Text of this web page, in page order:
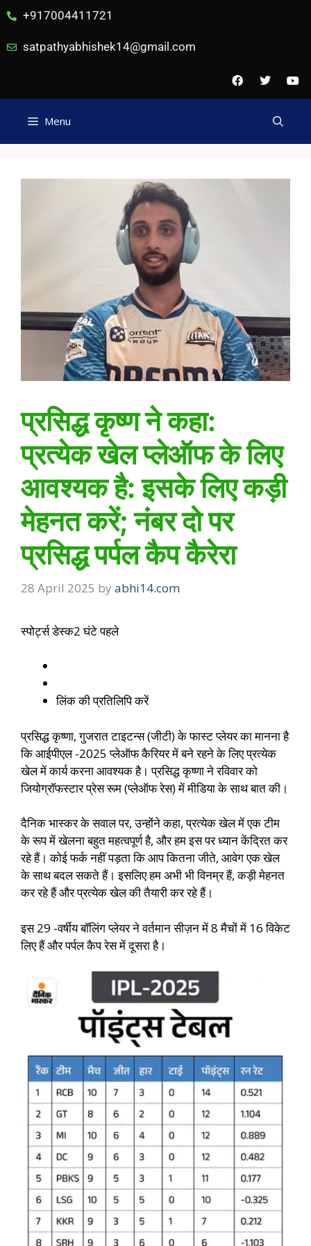
+917004411721
satpathyabhishek14@gmail.com
Menu
प्रसिद्ध कृष्ण ने कहा:
प्रत्येक खेल प्लेऑफ के लिए
आवश्यक है: इसके लिए कड़ी
मेहनत करें; नंबर दो पर
प्रसिद्ध पर्पल कैप कैरेरा
28 April 2025 by abhi14.com
स्पोर्ट्स डेस्क2 घंटे पहले
लिंक की प्रतिलिपि करें
प्रसिद्ध कृष्णा, गुजरात टाइटन्स (जीटी) के फास्ट प्लेयर का मानना ​​है
कि आईपीएल -2025 प्लेऑफ कैरियर में बने रहने के लिए प्रत्येक
खेल में कार्य करना आवश्यक है। प्रसिद्ध कृष्णा ने रविवार को
जियोग्रॉफस्टार प्रेस रूम (प्लेऑफ रेस) में मीडिया के साथ बात की।
दैनिक भास्कर के सवाल पर, उन्होंने कहा, प्रत्येक खेल में एक टीम
के रूप में खेलना बहुत महत्वपूर्ण है, और हम इस पर ध्यान केंद्रित कर
रहे हैं। कोई फर्क नहीं पड़ता कि आप कितना जीते, आवेग एक खेल
के साथ बदल सकते हैं। इसलिए हम अभी भी विनम्र हैं, कड़ी मेहनत
कर रहे हैं और प्रत्येक खेल की तैयारी कर रहे हैं।
इस 29 -वर्षीय बॉलिंग प्लेयर ने वर्तमान सीज़न में 8 मैचों में 16 विकेट
लिए हैं और पर्पल कैप रेस में दूसरा है।